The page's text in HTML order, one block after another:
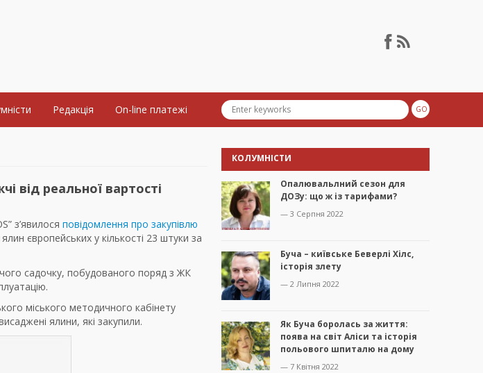
Редакція On-line платежі
від реальної вартості
з’явилося повідомлення про закупівлю
європейських у кількості 23 штуки за
садочку, побудованого поряд з ЖК
міського методичного кабінету
ялини, які закупили.
КОЛУМНІСТИ
Опалювальлний сезон для
ДОЗу: що ж із тарифами?
— 3 Серпня 2022
Буча – київське Беверлі Хілс,
історія злету
— 2 Липня 2022
Як Буча боролась за життя:
поява на світ Аліси та історія
польового шпиталю на дому
— 7 Квітня 2022